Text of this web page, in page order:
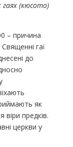
гаях (кюсото)
– причина
гаї
до
як
віри предків.
церкви у